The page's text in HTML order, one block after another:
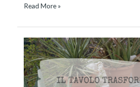
Read More »
Relooking
di
un
tavolo